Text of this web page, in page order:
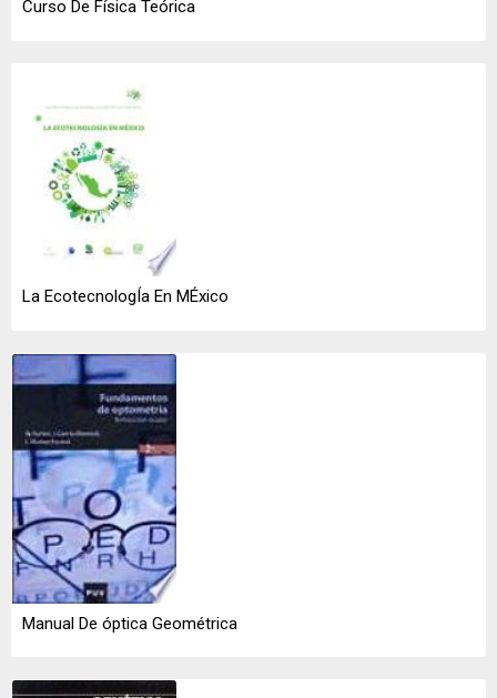
Curso De Física Teórica
La EcotecnologÍa En MÉxico
Manual De óptica Geométrica